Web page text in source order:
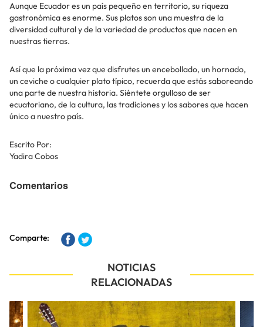
Aunque Ecuador es un país pequeño en territorio, su riqueza
gastronómica es enorme. Sus platos son una muestra de la
diversidad cultural y de la variedad de productos que nacen en
nuestras tierras.
Así que la próxima vez que disfrutes un encebollado, un hornado,
un ceviche o cualquier plato típico, recuerda que estás saboreando
una parte de nuestra historia. Siéntete orgulloso de ser
ecuatoriano, de la cultura, las tradiciones y los sabores que hacen
único a nuestro país.
Escrito Por:
Yadira Cobos
Comentarios
Comparte:
NOTICIAS
RELACIONADAS